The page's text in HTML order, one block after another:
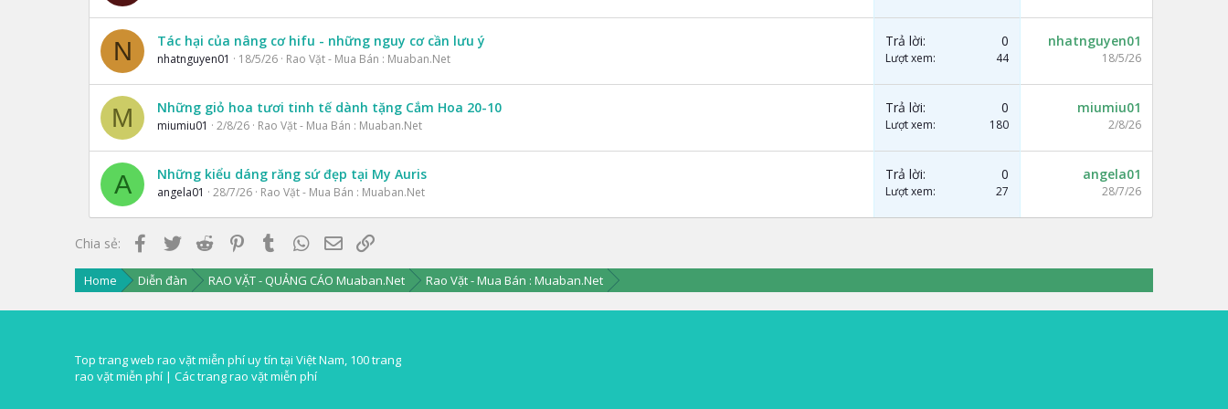
N Tác hại của nâng cơ hifu - những nguy cơ cần lưu ý
nhatnguyen01 18/5/26 Rao Vặt - Mua Bán : Muaban.Net
Trả lời 0
Lượt xem 44
nhatnguyen01
18/5/26
M Những giỏ hoa tươi tinh tế dành tặng Cắm Hoa 20-10
miumiu01 2/8/26 Rao Vặt - Mua Bán : Muaban.Net
Trả lời 0
Lượt xem 180
miumiu01
2/8/26
A Những kiểu dáng răng sứ đẹp tại My Auris
angela01 28/7/26 Rao Vặt - Mua Bán : Muaban.Net
Trả lời 0
Lượt xem 27
angela01
28/7/26
Chia sẻ: Facebook
Twitter Reddit PinterestTumblr WhatsApp
Email
Home Diễn đàn RAO VẶT - QUẢNG CÁO Muaban.Net Rao Vặt - Mua Bán : Muaban.Net
Top trang web rao vặt miễn phí uy tín tại Việt Nam, 100 trang
rao vặt miễn phí | Các trang rao vặt miễn phí